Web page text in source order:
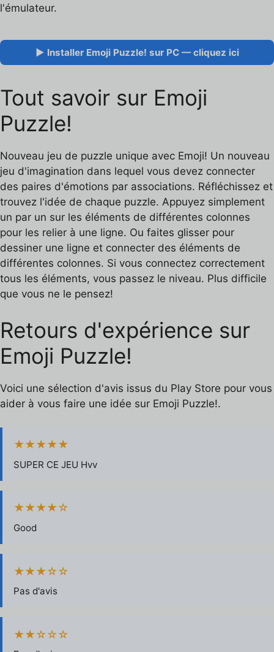
l'émulateur.
▶ Installer Emoji Puzzle! sur PC — cliquez ici
Tout savoir sur Emoji
Puzzle!
Nouveau jeu de puzzle unique avec Emoji! Un nouveau
jeu d'imagination dans lequel vous devez connecter
des paires d'émotions par associations. Réfléchissez et
trouvez l'idée de chaque puzzle. Appuyez simplement
un par un sur les éléments de différentes colonnes
pour les relier à une ligne. Ou faites glisser pour
dessiner une ligne et connecter des éléments de
différentes colonnes. Si vous connectez correctement
tous les éléments, vous passez le niveau. Plus difficile
que vous ne le pensez!
Retours d'expérience sur
Emoji Puzzle!
Voici une sélection d'avis issus du Play Store pour vous
aider à vous faire une idée sur Emoji Puzzle!.
★★★★★
SUPER CE JEU Hvv
★★★★☆
Good
★★★☆☆
Pas d'avis
★★☆☆☆